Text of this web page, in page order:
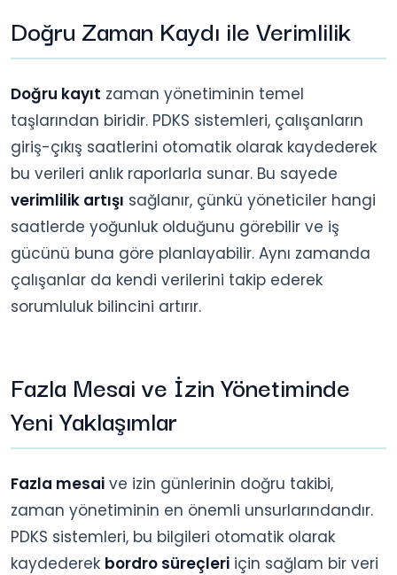
Doğru Zaman Kaydı ile Verimlilik
Doğru kayıt zaman yönetiminin temel
taşlarından biridir. PDKS sistemleri, çalışanların
giriş-çıkış saatlerini otomatik olarak kaydederek
bu verileri anlık raporlarla sunar. Bu sayede
verimlilik artışı sağlanır, çünkü yöneticiler hangi
saatlerde yoğunluk olduğunu görebilir ve iş
gücünü buna göre planlayabilir. Aynı zamanda
çalışanlar da kendi verilerini takip ederek
sorumluluk bilincini artırır.
Fazla Mesai ve İzin Yönetiminde
Yeni Yaklaşımlar
Fazla mesai ve izin günlerinin doğru takibi,
zaman yönetiminin en önemli unsurlarındandır.
PDKS sistemleri, bu bilgileri otomatik olarak
kaydederek bordro süreçleri için sağlam bir veri